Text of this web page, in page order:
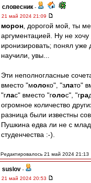
словесник -
21 май 2024 21:09
морон , дорогой мой, ты
аргументацией. Ну не
иронизировать; понял уже
научили, увы...
Эти неполногласные
вместо "молоко", "злато"
"глас" вместо "голос", "гра
огромное количество
разница были известны
Пушкина едва ли не с
студенчества :-).
Редактировалось 21 май 2024 21:13
suslov -
21 май 2024 20:53